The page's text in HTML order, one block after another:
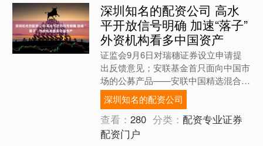
深圳知名的配资公司 高水
平开放信号明确 加速“落子”
外资机构看多中国资产
证监会9月6日对瑞穗证券设立申请提
出反馈意见；安联基金首只面向中国市
场的公募产品——安联中国精选混合9
月3日正式成立；开泰远景私募8月29
日在中基协成功登记，外....
深圳知名的配资公司
查看：280 分类：配资专业证券
配资门户